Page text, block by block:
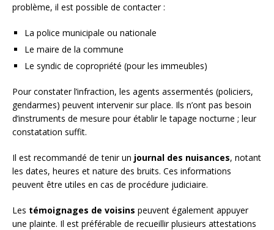
problème, il est possible de contacter :
La police municipale ou nationale
Le maire de la commune
Le syndic de copropriété (pour les immeubles)
Pour constater l’infraction, les agents assermentés (policiers,
gendarmes) peuvent intervenir sur place. Ils n’ont pas besoin
d’instruments de mesure pour établir le tapage nocturne ; leur
constatation suffit.
Il est recommandé de tenir un journal des nuisances, notant
les dates, heures et nature des bruits. Ces informations
peuvent être utiles en cas de procédure judiciaire.
Les témoignages de voisins peuvent également appuyer
une plainte. Il est préférable de recueillir plusieurs attestations